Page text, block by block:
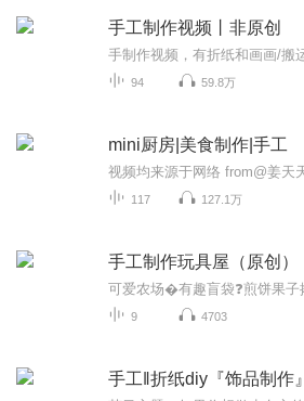
手工制作视频丨非原创
94 59.8万
mini厨房|美食制作|手工
117 127.1万
手工制作玩具屋（原创）
9 4703
手工‖折纸diy『饰品制作』